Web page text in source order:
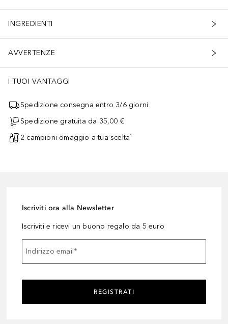
INGREDIENTI
AVVERTENZE
I TUOI VANTAGGI
Spedizione consegna entro 3/6 giorni
Spedizione gratuita da 35,00 €
2 campioni omaggio a tua scelta¹
Iscriviti ora alla Newsletter
Iscriviti e ricevi un buono regalo da 5 euro
Indirizzo email*
REGISTRATI